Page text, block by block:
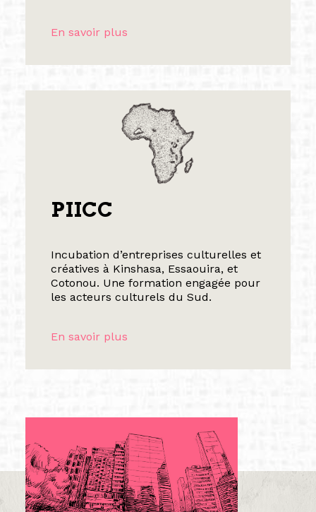
En savoir plus
PIICC
Incubation d’entreprises culturelles et
créatives à Kinshasa, Essaouira, et
Cotonou. Une formation engagée pour
les acteurs culturels du Sud.
En savoir plus